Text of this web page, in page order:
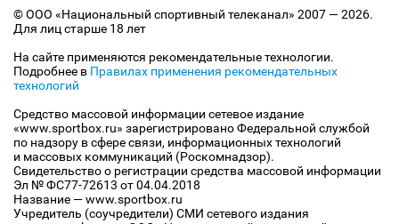
© ООО «Национальный спортивный телеканал» 2007 — 2026.
Для лиц старше 18 лет
На сайте применяются рекомендательные технологии.
Подробнее в Правилах применения рекомендательных
технологий
Средство массовой информации сетевое издание
«www.sportbox.ru» зарегистрировано Федеральной службой
по надзору в сфере связи, информационных технологий
и массовых коммуникаций (Роскомнадзор).
Свидетельство о регистрации средства массовой информации
Эл № ФС77-72613 от 04.04.2018
Название — www.sportbox.ru
Учредитель (соучредители) СМИ сетевого издания